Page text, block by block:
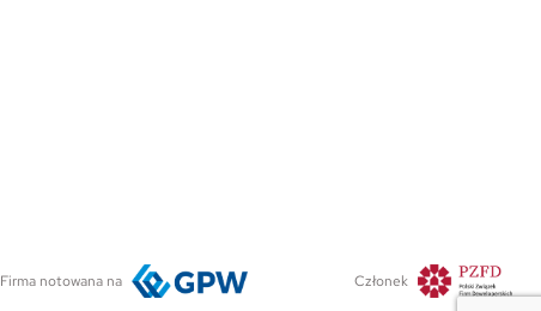
Firma notowana na Członek